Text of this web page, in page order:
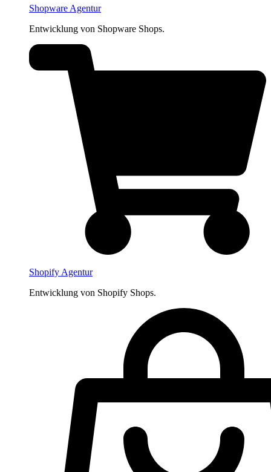
Shopware Agentur
Entwicklung von Shopware Shops.
Shopify Agentur
Entwicklung von Shopify Shops.